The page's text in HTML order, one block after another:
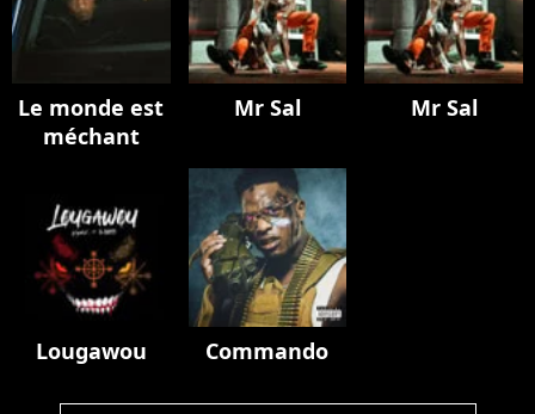
Le monde est
méchant
Mr Sal Mr Sal
Lougawou Commando